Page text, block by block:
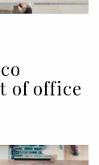
of office